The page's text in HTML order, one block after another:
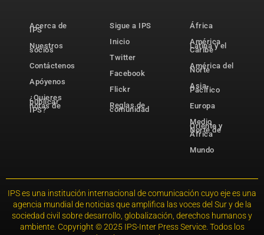
Acerca de
IPS
Nuestros
socios
Contáctenos
Apóyenos
¿Quieres
publicar
notas de
IPS?
Sigue a IPS
Inicio
Twitter
Facebook
Flickr
Reglas de
comunidad
África
América
Latina y el
Caribe
América del
Norte
Asia-
Pacífico
Europa
Medio
Oriente y
Norte de
África
Mundo
IPS es una institución internacional de comunicación cuyo eje es una
agencia mundial de noticias que amplifica las voces del Sur y de la
sociedad civil sobre desarrollo, globalización, derechos humanos y
ambiente. Copyright © 2025 IPS-Inter Press Service. Todos los